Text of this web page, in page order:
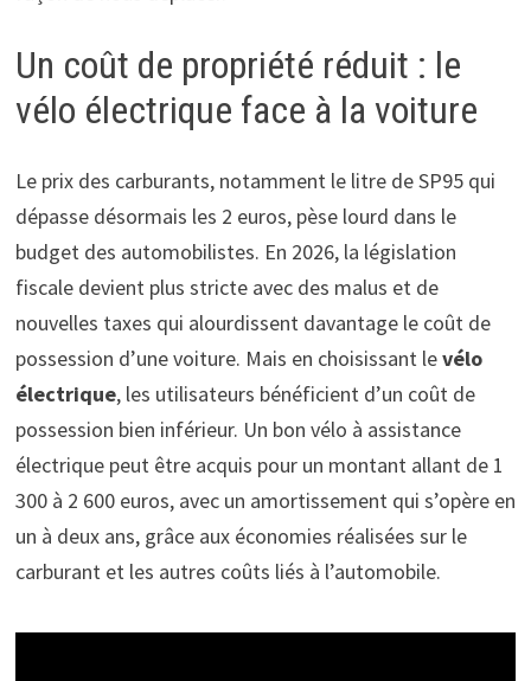
Un coût de propriété réduit : le
vélo électrique face à la voiture
Le prix des carburants, notamment le litre de SP95 qui
dépasse désormais les 2 euros, pèse lourd dans le
budget des automobilistes. En 2026, la législation
fiscale devient plus stricte avec des malus et de
nouvelles taxes qui alourdissent davantage le coût de
possession d’une voiture. Mais en choisissant levélo
électrique, les utilisateurs bénéficient d’un coût de
possession bien inférieur. Un bon vélo à assistance
électrique peut être acquis pour un montant allant de 1
300 à 2 600 euros, avec un amortissement qui s’opère en
un à deux ans, grâce aux économies réalisées sur le
carburant et les autres coûts liés à l’automobile.